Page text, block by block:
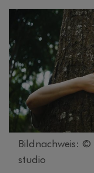
Bildnachweis:
studio